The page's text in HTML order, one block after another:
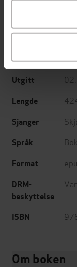
Forfattere
Forlag
Utgitt
Lengde
Sjanger
Språk
Format
DRM-
beskyttelse
ISBN
Om boken